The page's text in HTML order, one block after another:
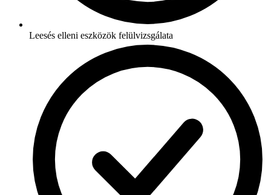
Leesés elleni eszközök felülvizsgálata